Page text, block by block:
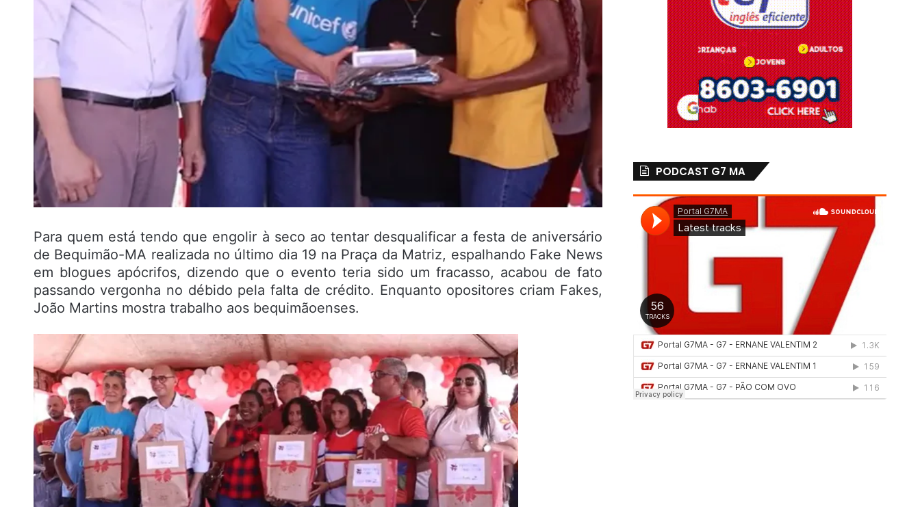
Para quem está tendo que engolir à seco ao tentar desqualificar a festa de aniversário
de Bequimão-MA realizada no último dia 19 na Praça da Matriz, espalhando Fake News
em blogues apócrifos, dizendo que o evento teria sido um fracasso, acabou de fato
passando vergonha no débido pela falta de crédito. Enquanto opositores criam Fakes,
João Martins mostra trabalho aos bequimãoenses.
PODCAST G7 MA